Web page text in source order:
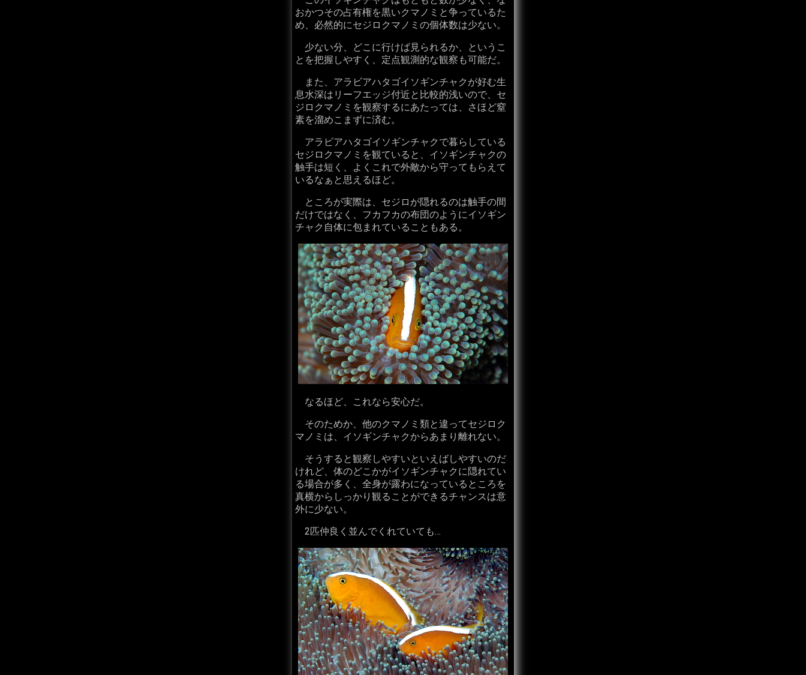
おかつその占有権を黒いクマノミと争っているた
め、必然的にセジロクマノミの個体数は少ない。
少ない分、どこに行けば見られるか、というこ
とを把握しやすく、定点観測的な観察も可能だ。
また、アラビアハタゴイソギンチャクが好む生
息水深はリーフエッジ付近と比較的浅いので、セ
ジロクマノミを観察するにあたっては、さほど窒
素を溜めこまずに済む。
アラビアハタゴイソギンチャクで暮らしている
セジロクマノミを観ていると、イソギンチャクの
触手は短く、よくこれで外敵から守ってもらえて
いるなぁと思えるほど。
ところが実際は、セジロが隠れるのは触手の間
だけではなく、フカフカの布団のようにイソギン
チャク自体に包まれていることもある。
なるほど、これなら安心だ。
そのためか、他のクマノミ類と違ってセジロク
マノミは、イソギンチャクからあまり離れない。
そうすると観察しやすいといえばしやすいのだ
けれど、体のどこかがイソギンチャクに隠れてい
る場合が多く、全身が露わになっているところを
真横からしっかり観ることができるチャンスは意
外に少ない。
2匹仲良く並んでくれていても…